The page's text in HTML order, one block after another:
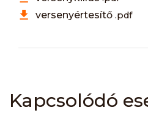
versenyértesítő .pdf
Kapcsolódó